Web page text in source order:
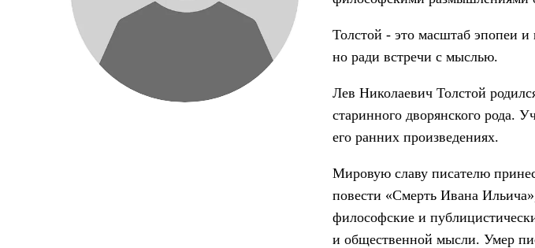
Толстой - это масштаб эпопеи и
но ради встречи с мыслью.
Лев Николаевич Толстой
старинного дворянского рода.
его ранних произведениях.
Мировую славу писателю
повести «Смерть Ивана
философские и
и общественной мысли. Умер